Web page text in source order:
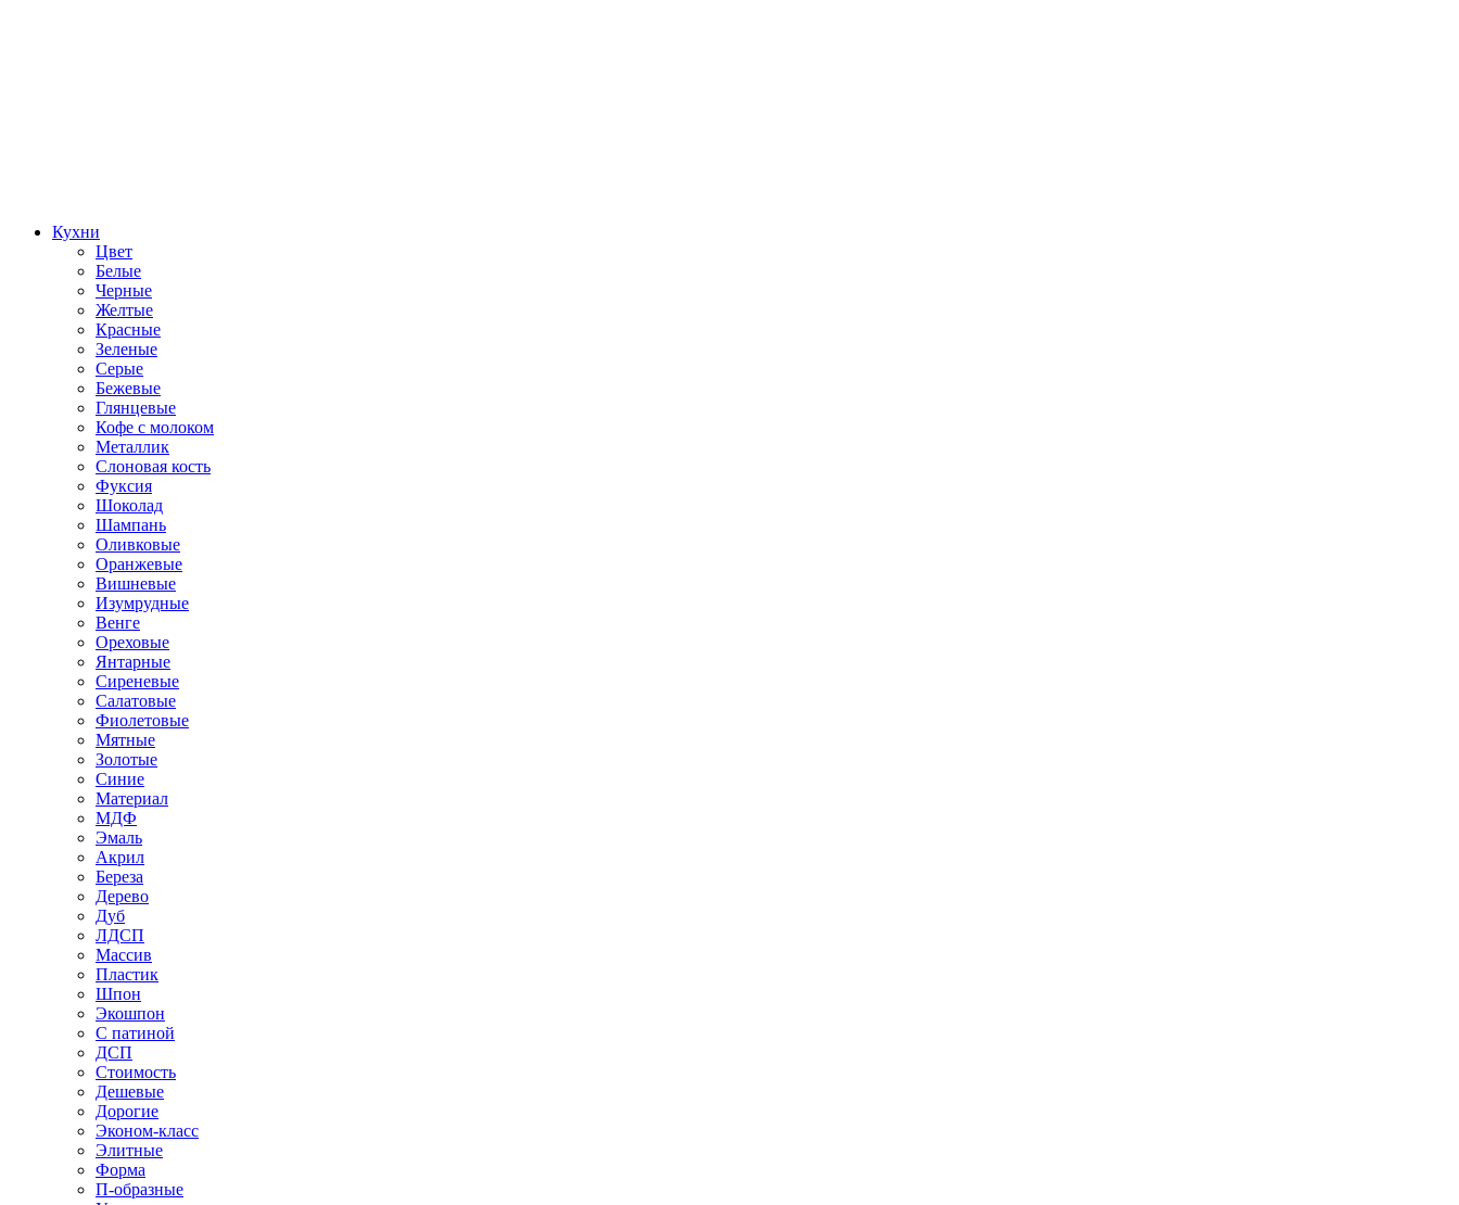
Кухни
Цвет
Белые
Черные
Желтые
Красные
Зеленые
Серые
Бежевые
Глянцевые
Кофе с молоком
Металлик
Слоновая кость
Фуксия
Шоколад
Шампань
Оливковые
Оранжевые
Вишневые
Изумрудные
Венге
Ореховые
Янтарные
Сиреневые
Салатовые
Фиолетовые
Мятные
Золотые
Синие
Материал
МДФ
Эмаль
Акрил
Береза
Дерево
Дуб
ЛДСП
Массив
Пластик
Шпон
Экошпон
С патиной
ДСП
Стоимость
Дешевые
Дорогие
Эконом-класс
Элитные
Форма
П-образные